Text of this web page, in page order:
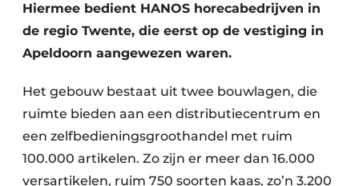
Hiermee bedient HANOS horecabedrijven in
de regio Twente, die eerst op de vestiging in
Apeldoorn aangewezen waren.
Het gebouw bestaat uit twee bouwlagen, die
ruimte bieden aan een distributiecentrum en
een zelfbedieningsgroothandel met ruim
100.000 artikelen. Zo zijn er meer dan 16.000
versartikelen, ruim 750 soorten kaas, zo’n 3.200